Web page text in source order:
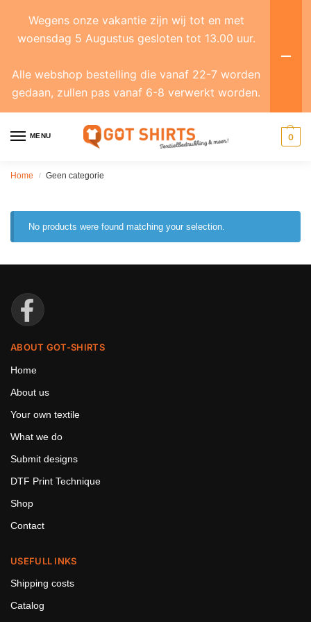
MENU 0
Home / Geen categorie
No products were found matching your selection.
ABOUT GOT-SHIRTS
Home
About us
Your own textile
What we do
Submit designs
DTF Print Technique
Shop
Contact
USEFULL INKS
Shipping costs
Catalog
Wegens onze vakantie zijn wij tot en met
woensdag 5 Augustus gesloten tot 13.00 uur.
Alle webshop bestelling die vanaf 22-7 worden
gedaan, zullen pas vanaf 6-8 verwerkt worden.